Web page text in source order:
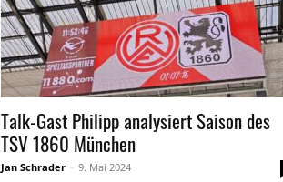
Talk-Gast Philipp analysiert Saison des
TSV 1860 München
Jan Schrader - 9. Mai 2024